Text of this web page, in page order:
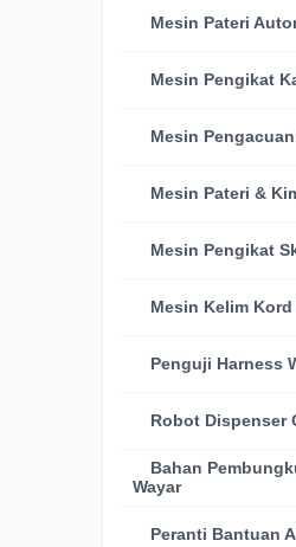
Mesin Pateri
Mesin Pengikat
Mesin
Mesin Pateri &
Mesin Pengikat
Mesin Kelim
Penguji Harness
Robot Dispenser
Bahan
Wayar
Peranti Bantuan